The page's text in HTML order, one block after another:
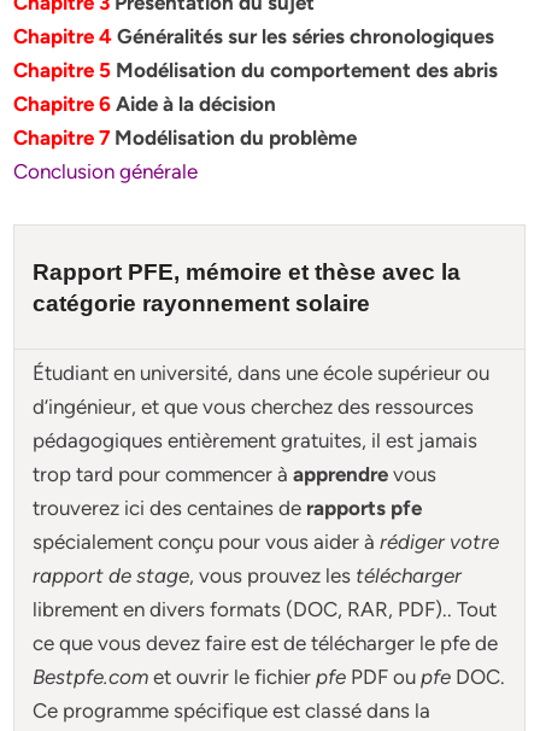
Chapitre 4 Généralités sur les séries chronologiques
Chapitre 5 Modélisation du comportement des abris
Chapitre 6 Aide à la décision
Chapitre 7 Modélisation du problème
Conclusion générale
Rapport PFE, mémoire etthèse avec la
catégorie rayonnement solaire
Étudiant en université, dans une école supérieur ou
d’ingénieur, et que vous cherchez des ressources
pédagogiques entièrement gratuites, il est jamais
trop tard pour commencer àapprendre vous
trouverez ici des centaines de rapports pfe
spécialement conçu pourvous aider àrédiger votre
rapport de stage, vous prouvez les télécharger
librement en divers formats (DOC, RAR, PDF).. Tout
ce que vous devez faire est de télécharger le pfe de
Bestpfe.com et ouvrir le fichierpfe PDF oupfe DOC.
Ce programme spécifique est classé dans la